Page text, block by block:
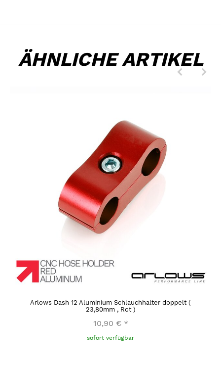
ÄHNLICHE ARTIKEL
Arlows Dash 12 Aluminium Schlauchhalter doppelt (
23,80mm , Rot )
10,90 € *
sofort verfügbar